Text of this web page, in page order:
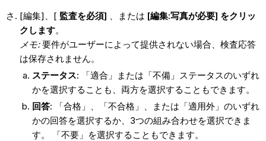
[編集]、[ 監査を必須] 、または [編集:写真が必要] をクリッ
クします。
メモ: 要件がユーザーによって提供されない場合、検査応答
は保存されません。
ステータス: 「適合」または「不備」ステータスのいずれ
かを選択することも、両方を選択することもできます。
回答: 「合格」、「不合格」、または「適用外」のいずれ
かの回答を選択するか、3つの組み合わせを選択できま
す。 「不要」を選択することもできます。